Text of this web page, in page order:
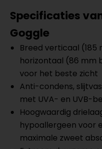
Specificaties
Goggle
Breed verticaal
horizontaal (86 mm
voor het beste zicht
Anti-condens,
met UVA- en UVB-
Hoogwaardig
hypoallergeen voor
maximale zweet